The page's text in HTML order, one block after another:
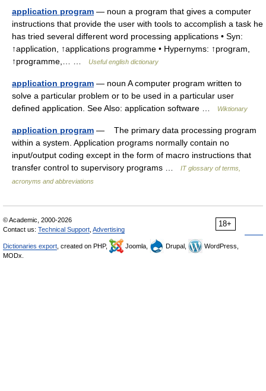
application program — noun a program that gives a computer
instructions that provide the user with tools to accomplish a task he
has tried several different word processing applications • Syn:
↑application, ↑applications programme • Hypernyms: ↑program,
↑programme,… …
Useful english dictionary
application program — noun A computer program written to
solve a particular problem or to be used in a particular user
defined application. See Also: application software …
Wiktionary
application program — The primary data processing program
within a system. Application programs normally contain no
input/output coding except in the form of macro instructions that
transfer control to supervisory programs …
IT glossary of terms,
acronyms and abbreviations
18+
© Academic, 2000-2026
Contact us: Technical Support Advertising
Dictionaries export , created on PHP, Joomla, Drupal,
WordPress,
MODx.